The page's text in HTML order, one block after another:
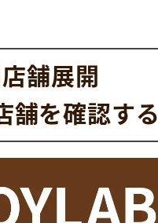
舗展開
舗を確認する